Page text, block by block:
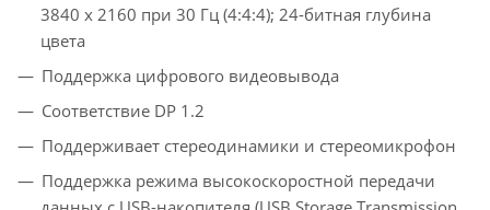
3840 x 2160 при 30 Гц (4:4:4); 24-битная глубина
цвета
Поддержка цифрового видеовывода
Соответствие DP 1.2
Поддерживает стереодинамики и стереомикрофон
Поддержка режима высокоскоростной передачи